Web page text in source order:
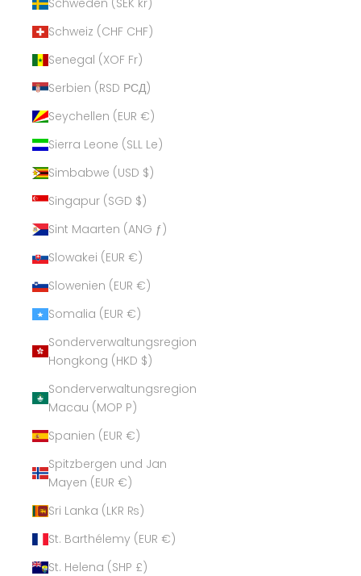
Schweiz (CHF CHF)
Senegal (XOF Fr)
Serbien (RSD РСД)
Seychellen (EUR €)
Sierra Leone (SLL Le)
Simbabwe (USD $)
Singapur (SGD $)
Sint Maarten (ANG ƒ)
Slowakei (EUR €)
Slowenien (EUR €)
Somalia (EUR €)
Sonderverwaltungsregion
Hongkong (HKD $)
Sonderverwaltungsregion
Macau (MOP P)
Spanien (EUR €)
Spitzbergen und Jan
Mayen (EUR €)
Sri Lanka (LKR ₨)
St. Barthélemy (EUR €)
St. Helena (SHP £)